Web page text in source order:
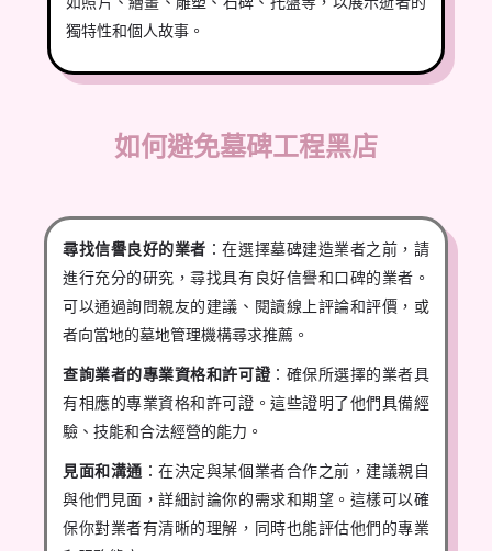
獨特性和個人故事。
如何避免墓碑工程黑店
尋找信譽良好的業者 ：在選擇墓碑建造業者之前，請
進行充分的研究，尋找具有良好信譽和口碑的業者。
可以通過詢問親友的建議、閱讀線上評論和評價，或
者向當地的墓地管理機構尋求推薦。
查詢業者的專業資格和許可證 ：確保所選擇的業者具
有相應的專業資格和許可證。這些證明了他們具備經
驗、技能和合法經營的能力。
見面和溝通 ：在決定與某個業者合作之前，建議親自
與他們見面，詳細討論你的需求和期望。這樣可以確
保你對業者有清晰的理解，同時也能評估他們的專業